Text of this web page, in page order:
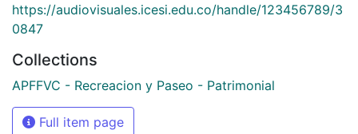
https://audiovisuales.icesi.edu.co/handle/123456789/3
0847
Collections
APFFVC - Recreacion y Paseo - Patrimonial
Full item page